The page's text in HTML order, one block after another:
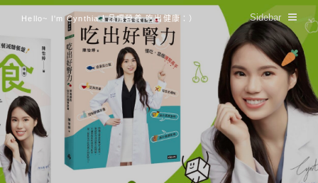
Hello~ I'm Cynthia！品嚐營養 吃出健康：） Sidebar